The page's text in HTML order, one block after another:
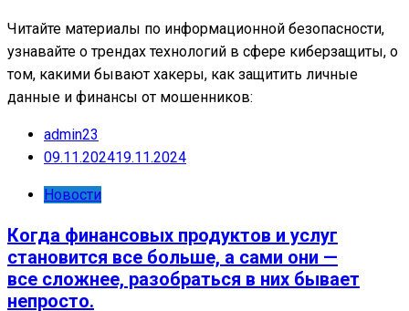
Читайте материалы по информационной безопасности,
узнавайте о трендах технологий в сфере киберзащиты, о
том, какими бывают хакеры, как защитить личные
данные и финансы от мошенников:
admin23
09.11.202419.11.2024
Новости
Когда финансовых продуктов и услуг
становится все больше, а сами они —
все сложнее, разобраться в них бывает
непросто.